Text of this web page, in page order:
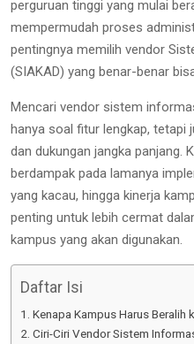
perguruan tinggi yang mulai
mempermudah proses
pentingnya memilih vendor
(SIAKAD) yang benar-benar
Mencari vendor sistem
hanya soal fitur lengkap, tetapi
dan dukungan jangka panjang.
berdampak pada lamanya
yang kacau, hingga kinerja
penting untuk lebih cermat
kampus yang akan digunakan.
Daftar Isi
Kenapa Kampus Harus
Ciri-Ciri Vendor Sistem